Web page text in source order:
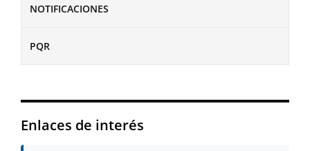
NOTIFICACIONES
PQR
Enlaces de interés